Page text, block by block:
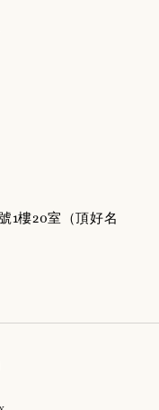
1樓20室（頂好名